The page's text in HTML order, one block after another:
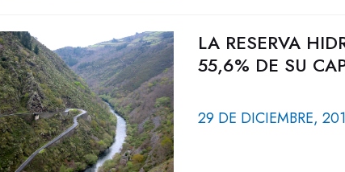
LA RESERVA
55,6% DE SU
29 DE DICIEMBRE,